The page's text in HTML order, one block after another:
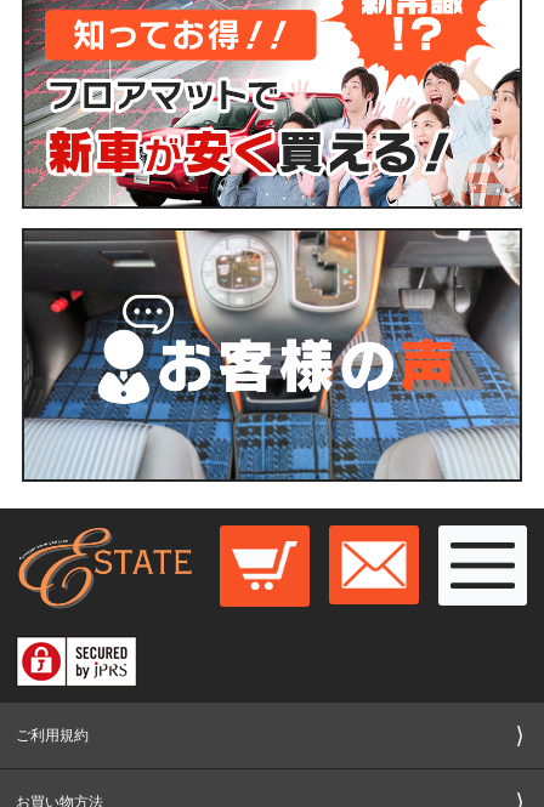
ご利用規約
お買い物方法